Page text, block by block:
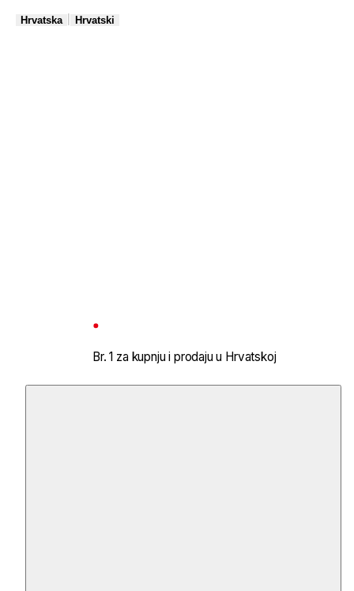
Hrvatska Hrvatski
Br. 1 za kupnju i prodaju u Hrvatskoj